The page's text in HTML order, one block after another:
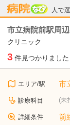
人で
病院な
市立病院前駅周
クリニック
3 件見つかりました
エリア/駅 市
診療科目 (未
詳細条件 前